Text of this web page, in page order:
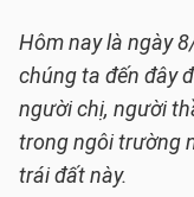
Hôm nay là ngày
chúng ta đến đây
người chị, người
trong ngôi trường
trái đất này.